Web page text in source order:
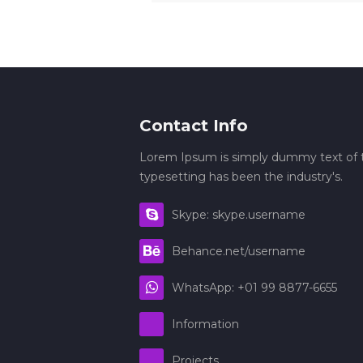
Contact Info
Lorem Ipsum is simply dummy text of
typesetting has been the industry's.
Skype: skype.username
Behance.net/username
WhatsApp: +01 99 8877-6655
Information